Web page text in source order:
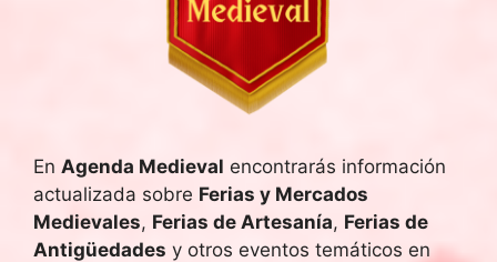
En Agenda Medieval encontrarás información
actualizada sobre Ferias y Mercados
Medievales, Ferias de Artesanía, Ferias de
Antigüedades y otros eventos temáticos en